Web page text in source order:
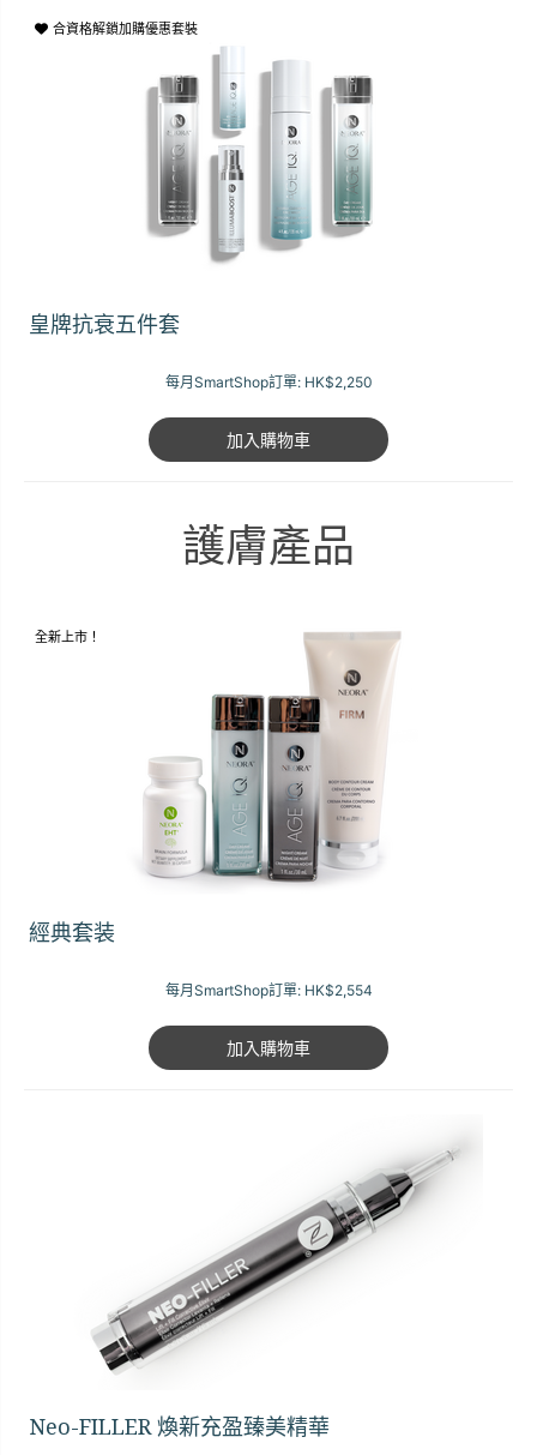
合資格解鎖加購優惠套裝
皇牌抗衰五件套
每月SmartShop訂單: HK$2,250
加入購物車
護膚產品
全新上市！
經典套装
每月SmartShop訂單: HK$2,554
加入購物車
Neo-FILLER 煥新充盈臻美精華